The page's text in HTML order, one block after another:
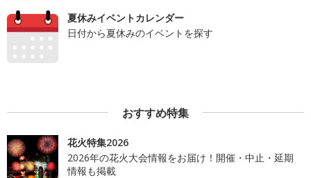
夏休みイベントカレンダー
日付から夏休みのイベントを探す
おすすめ特集
花火特集2026
2026年の花火大会情報をお届け！開催・中止・延期
情報も掲載